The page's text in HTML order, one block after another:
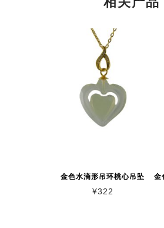
金色水滴形吊环桃心吊坠
¥322
金